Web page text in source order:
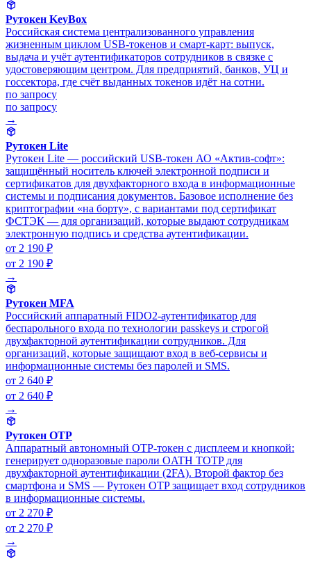
Рутокен KeyBox
Российская система централизованного управления
жизненным циклом USB-токенов и смарт-карт: выпуск,
выдача и учёт аутентификаторов сотрудников в связке с
удостоверяющим центром. Для предприятий, банков, УЦ и
госсектора, где счёт выданных токенов идёт на сотни.
по запросу
по запросу
→
Рутокен Lite
Рутокен Lite — российский USB-токен АО «Актив-софт»:
защищённый носитель ключей электронной подписи и
сертификатов для двухфакторного входа в информационные
системы и подписания документов. Базовое исполнение без
криптографии «на борту», с вариантами под сертификат
ФСТЭК — для организаций, которые выдают сотрудникам
электронную подпись и средства аутентификации.
от 2 190 ₽
от 2 190 ₽
→
Рутокен MFA
Российский аппаратный FIDO2-аутентификатор для
беспарольного входа по технологии passkeys и строгой
двухфакторной аутентификации сотрудников. Для
организаций, которые защищают вход в веб-сервисы и
информационные системы без паролей и SMS.
от 2 640 ₽
от 2 640 ₽
→
Рутокен OTP
Аппаратный автономный OTP-токен с дисплеем и кнопкой:
генерирует одноразовые пароли OATH TOTP для
двухфакторной аутентификации (2FA). Второй фактор без
смартфона и SMS — Рутокен OTP защищает вход сотрудников
в информационные системы.
от 2 270 ₽
от 2 270 ₽
→